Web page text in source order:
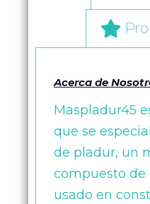
Acerca de
Maspladur45
que se
de pladur, un
compuesto de
usado en